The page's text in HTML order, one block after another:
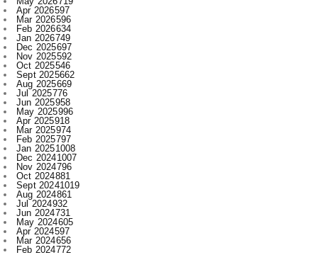
Dec 2025697
Nov 2025592
Oct 2025546
Sept 2025662
Aug 2025669
Jul 2025776
Jun 2025958
May 2025996
Apr 2025918
Mar 2025974
Feb 2025797
Jan 20251008
Dec 20241007
Nov 2024796
Oct 2024881
Sept 20241019
Aug 2024861
Jul 2024932
Jun 2024731
May 2024605
Apr 2024597
Mar 2024656
Feb 2024772
Jan 2024915
Dec 2023673
Nov 2023554
Oct 2023709